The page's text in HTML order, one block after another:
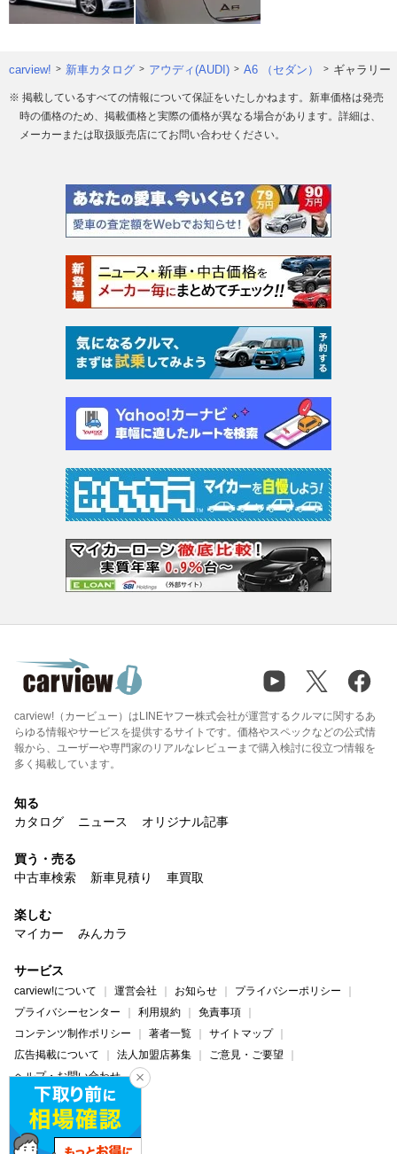
carview! 新車カタログ アウディ(AUDI) A6 （セダン） ギャラリー
※ 掲載しているすべての情報について保証をいたしかねます。新車価格は発売
時の価格のため、掲載価格と実際の価格が異なる場合があります。詳細は、
メーカーまたは取扱販売店にてお問い合わせください。
carview!（カービュー）はLINEヤフー株式会社が運営するクルマに関するあ
らゆる情報やサービスを提供するサイトです。価格やスペックなどの公式情
報から、ユーザーや専門家のリアルなレビューまで購入検討に役立つ情報を
多く掲載しています。
知る
カタログ
ニュース オリジナル記事
買う・売る
中古車検索
新車見積り 車買取
楽しむ
マイカー
みんカラ
サービス
carview!について 運営会社 お知らせ
プライバシーポリシー
プライバシーセンター
利用規約
免責事項
コンテンツ制作ポリシー
著者一覧
サイトマップ
広告掲載について
法人加盟店募集
ご意見・ご要望
ヘルプ・お問い合わせ
carview! Yahoo! JAPAN